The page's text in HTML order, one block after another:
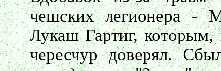
чешских легионера -
Лукаш Гартиг,
чересчур доверял.